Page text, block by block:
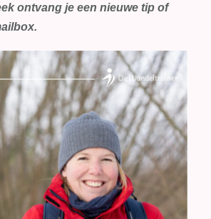
ontvang je een nieuwe tip of